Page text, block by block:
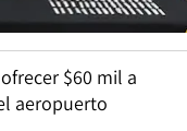
$60 mil a
aeropuerto